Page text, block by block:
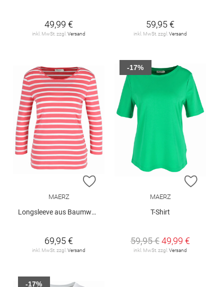
49,99 €
inkl. MwSt. zzgl. Versand
59,95 €
inkl. MwSt. zzgl. Versand
ZUR WUNSCHLISTE HINZUFÜGEN
MAERZ
Longsleeve aus Baumwolle
69,95 €
inkl. MwSt. zzgl. Versand
ZUR
MAERZ
T-Shirt
59,95 €49,99 €
inkl. MwSt. zzgl. Versand
-17%
-17%